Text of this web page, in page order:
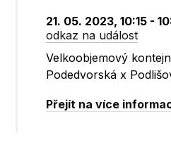
21. 05. 2023, 10:15 -
odkaz na událost
Velkoobjemový
Podedvorská x
Přejít na více